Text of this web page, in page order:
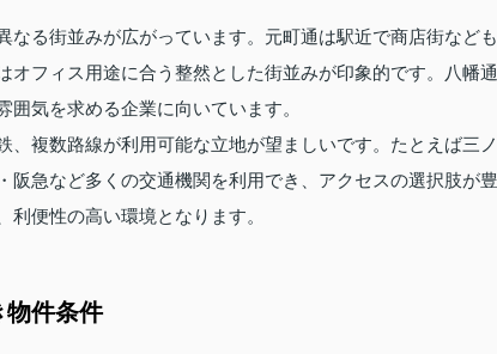
る街並みが広がっています。元町通は駅近で商店街なども
フィス用途に合う整然とした街並みが印象的です。八幡通
気を求める企業に向いています。
複数路線が利用可能な立地が望ましいです。たとえば三ノ
急など多くの交通機関を利用でき、アクセスの選択肢が豊
便性の高い環境となります。
物件条件